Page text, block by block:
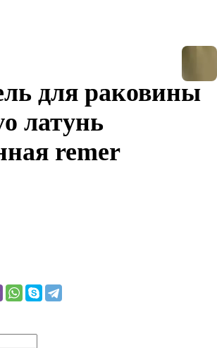
для раковины
латунь
remer